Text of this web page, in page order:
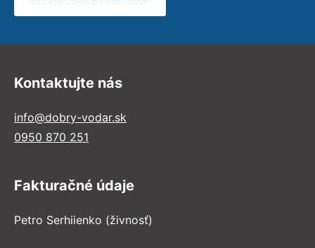
Kontaktujte nás
info@dobry-vodar.sk
0950 870 251
Fakturačné údaje
Petro Serhiienko (živnosť)